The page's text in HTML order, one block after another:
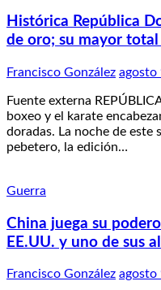
Histórica República
de oro; su mayor total
Francisco González agosto
Fuente externa
boxeo y el karate
doradas. La noche de este
pebetero, la edición…
Guerra
China juega su
EE.UU. y uno de sus
Francisco González agosto